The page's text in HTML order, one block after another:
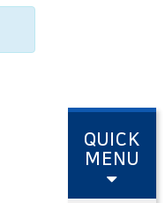
QUICK
MENU